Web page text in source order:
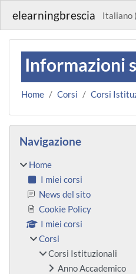
elearningbrescia Italiano
Informazioni
Home Corsi Corsi
Blocchi
Navigazione
Home
I miei corsi
News del sito
Cookie Policy
I miei corsi
Corsi
Corsi Istituzionali
Anno Accademico